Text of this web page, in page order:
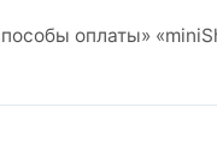
оплаты»